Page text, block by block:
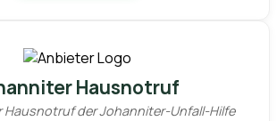
Hausnotruf
Hausnotruf der Johanniter-Unfall-Hilfe